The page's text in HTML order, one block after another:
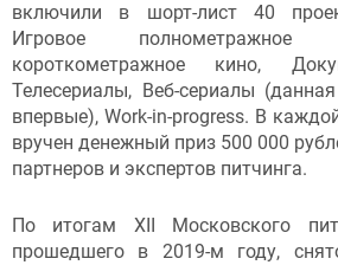
включили в шорт-лист 40
Игровое
короткометражное кино,
Телесериалы, Веб-сериалы
впервые), Work-in-progress. В
вручен денежный приз 500 000
партнеров и экспертов питчинга.
По итогам ХII Московского
прошедшего в 2019-м году,